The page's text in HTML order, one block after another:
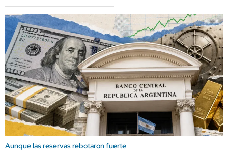
Aunque las reservas rebotaron fuerte